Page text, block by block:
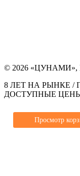
© 2026
8 ЛЕТ НА РЫНКЕ /
ДОСТУПНЫЕ
Просмотр